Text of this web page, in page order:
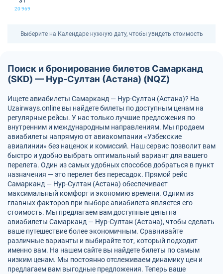
20 969
Выберите на Календаре нужную дату, чтобы увидеть стоимость
Поиск и бронирование билетов Самарканд
(SKD) — Нур-Султан (Астана) (NQZ)
Ищете авиабилеты Самарканд — Нур-Султан (Астана)? На
Uzairways.online вы найдете билеты по доступным ценам на
регулярные рейсы. У нас только лучшие предложения по
внутренним и международным направлениям. Мы продаем
авиабилеты напрямую от авиакомпании «Узбекские
авиалинии» без наценок и комиссий. Наш сервис позволит вам
быстро и удобно выбрать оптимальный вариант для вашего
перелета. Один из самых удобных способов добраться в пункт
назначения — это перелет без пересадок. Прямой рейс
Самарканд — Нур-Султан (Астана) обеспечивает
максимальный комфорт и экономию времени. Одним из
главных факторов при выборе авиабилета является его
стоимость. Мы предлагаем вам доступные цены на
авиабилеты Самарканд — Нур-Султан (Астана), чтобы сделать
ваше путешествие более экономичным. Сравнивайте
различные варианты и выбирайте тот, который подходит
именно вам. На нашем сайте вы найдете билеты по самым
низким ценам. Мы постоянно отслеживаем динамику цен и
предлагаем вам выгодные предложения. Теперь ваше